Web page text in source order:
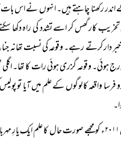
رکھنا چاہتے ہیں۔ انہوں نے اس بات کا
کار گھس کر اسے تشدد کی راہ دکھا
کو درج ہوئی۔ وقوعہ گزری ہوئی رات کا
واقعہ کا لوگوں کے علم میں آیا تو
۲۲؍اپریل ۲۰۱۱ء کو مجھے صورت حال کا علم